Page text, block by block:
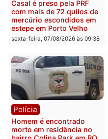
Polícia
2 MILHÕES – Unnesa
apresenta documentos
que comprovam
transparência e legalidade
sexta-feira, 07/08/2026 às 12:24
Polícia